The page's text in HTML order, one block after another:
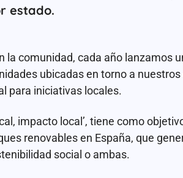
estado.
comunidad, cada año lanzamos
ubicadas en torno a
para iniciativas locales.
impacto local’, tiene como
renovables en España, que
social o ambas.